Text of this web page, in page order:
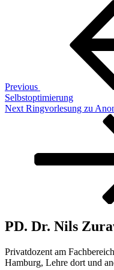
Previous
Selbstoptimierung
Next
Next Ringvorlesung zu
PD. Dr. Nils
Privatdozent am
Hamburg, Lehre dort und